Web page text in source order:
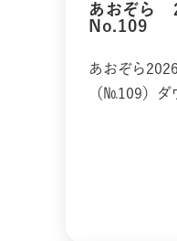
あおぞら
No.109
あおぞら
（№109）ダ